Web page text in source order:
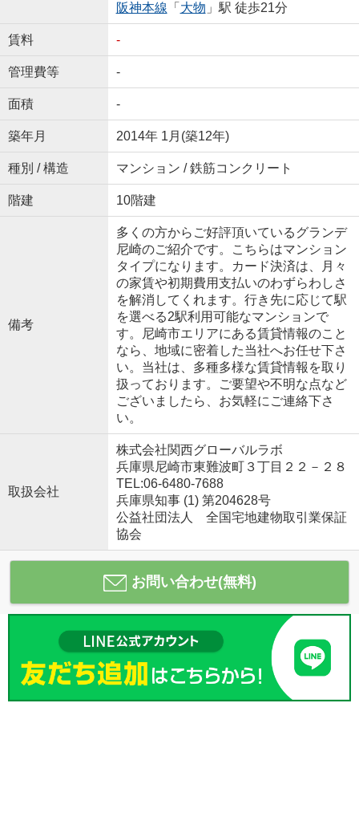
阪神本線 「 大物 」駅 徒歩21分
賃料 -
管理費等 -
面積 -
築年月 2014年 1月(築12年)
種別 / 構造 マンション / 鉄筋コンクリート
階建 10階建
備考
多くの方からご好評頂いているグランデ
尼崎のご紹介です。こちらはマンション
タイプになります。カード決済は、月々
の家賃や初期費用支払いのわずらわしさ
を解消してくれます。行き先に応じて駅
を選べる2駅利用可能なマンションで
す。尼崎市エリアにある賃貸情報のこと
なら、地域に密着した当社へお任せ下さ
い。当社は、多種多様な賃貸情報を取り
扱っております。ご要望や不明な点など
ございましたら、お気軽にご連絡下さ
い。
取扱会社
株式会社関西グローバルラボ
兵庫県尼崎市東難波町３丁目２２－２８
TEL:06-6480-7688
兵庫県知事 (1) 第204628号
公益社団法人 全国宅地建物取引業保証
協会
お問い合わせ(無料)